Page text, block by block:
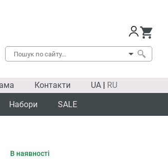
Контакти UA | RU
Набори SALE
В наявності